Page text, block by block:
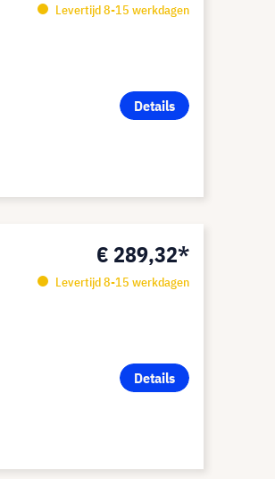
Levertijd 8-15 werkdagen
Details
€ 289,32*
Levertijd 8-15 werkdagen
Details